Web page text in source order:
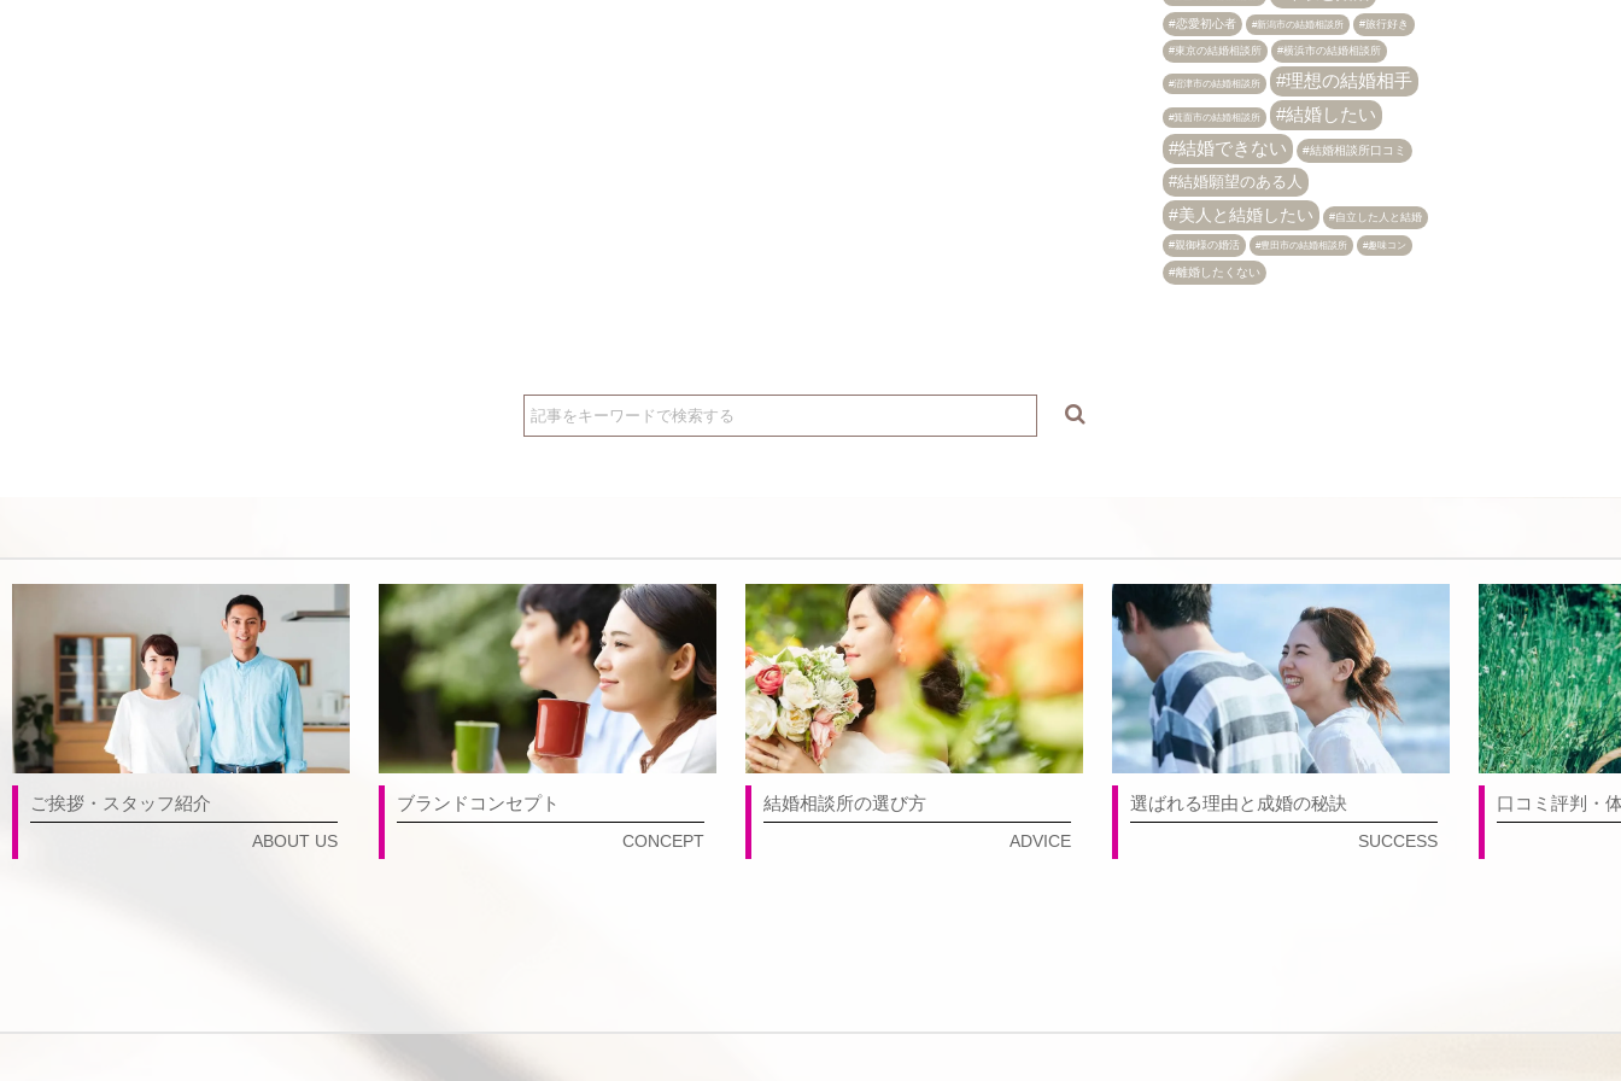
恋愛初心者 新潟市の結婚相談所 旅行好き
東京の結婚相談所 横浜市の結婚相談所
沼津市の結婚相談所 理想の結婚相手
箕面市の結婚相談所
結婚したい
結婚できない
結婚相談所口コミ
結婚願望のある人
美人と結婚したい 自立した人と結婚
親御様の婚活 豊田市の結婚相談所 趣味コン
離婚したくない
ご挨拶・スタッフ紹介
ABOUT US
ブランドコンセプト
CONCEPT
結婚相談所の選び方
ADVICE
選ばれる理由と成婚の秘訣
SUCCESS
口コミ評判・